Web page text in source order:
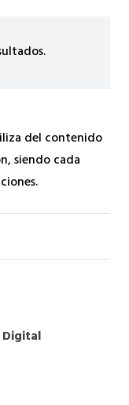
del contenido
siendo cada
Digital